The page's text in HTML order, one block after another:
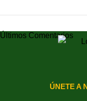
Últimos Comentarios
ÚNETE A